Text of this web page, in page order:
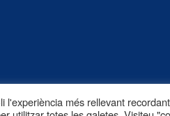
l'experiència més rellevant